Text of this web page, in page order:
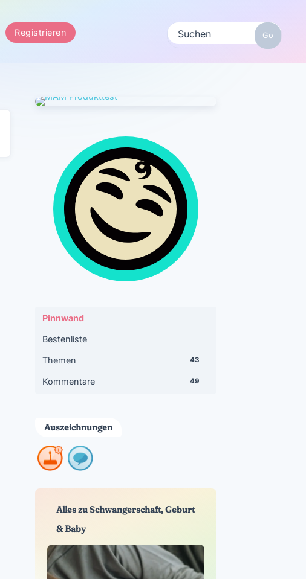
Registrieren
Pinnwand
Bestenliste
Themen 43
Kommentare 49
Auszeichnungen
Alles zu Schwangerschaft, Geburt
& Baby